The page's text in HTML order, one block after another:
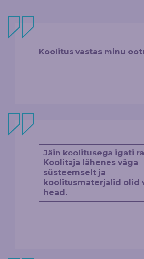
Koolitus vastas minu
Jäin koolitusega igati
Koolitaja lähenes väga
süsteemselt ja
koolitusmaterjalid olid
head.